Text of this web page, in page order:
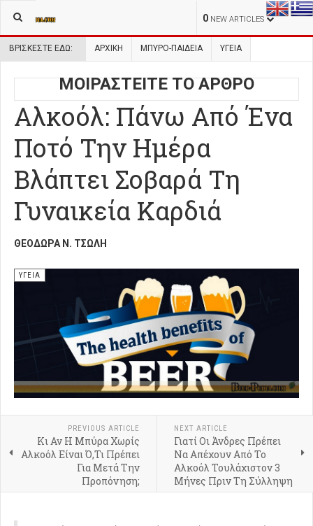
0 NEW ARTICLES
ΒΡΊΣΚΕΣΤΕ ΕΔΏ: ΑΡΧΙΚΉ ΜΠΥΡΟ-ΠΑΙΔΕΙΑ ΥΓΕΙΑ
ΜΟΙΡΑΣΤΕΙΤΕ ΤΟ ΑΡΘΡΟ
Αλκοόλ: Πάνω Από Ένα
Ποτό Την Ημέρα
Βλάπτει Σοβαρά Τη
Γυναικεία Καρδιά
ΘΕΟΔΏΡΑ Ν. ΤΣΏΛΗ
ΥΓΕΙΑ
PREVIOUS ARTICLE
Κι Αν Η Μπύρα Χωρίς
Αλκοόλ Είναι Ό,Τι Πρέπει
Για Μετά Την
Προπόνηση;
NEXT ARTICLE
Γιατί Οι Άνδρες Πρέπει
Να Απέχουν Από Το
Αλκοόλ Τουλάχιστον 3
Μήνες Πριν Τη Σύλληψη